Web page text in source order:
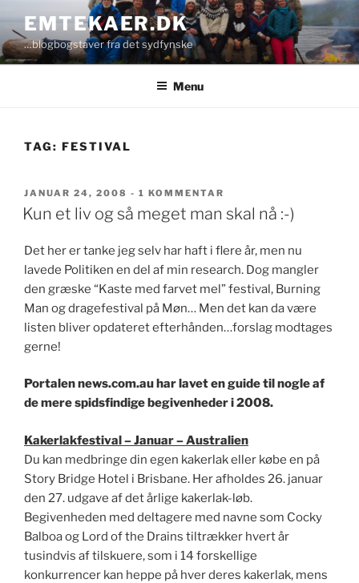
indhold
EMTEKAER.DK
…blogbogstaver fra det sydfynske
Menu
TAG: FESTIVAL
UDGIVET
DEN
JANUAR 24, 2008 - 1 KOMMENTAR
KUN
ET
OG
SÅ
MEGET
MAN
SKAL
NÅ
Kun et liv og så meget man skal nå :-)
Det her er tanke jeg selv har haft i flere år, men nu
lavede Politiken en del af min research. Dog mangler
den græske “Kaste med farvet mel” festival, Burning
Man og dragefestival på Møn… Men det kan da være
listen bliver opdateret efterhånden…forslag modtages
gerne!
Portalen news.com.au har lavet en guide til nogle af
de mere spidsfindige begivenheder i 2008.
Kakerlakfestival – Januar – Australien
Du kan medbringe din egen kakerlak eller købe en på
Story Bridge Hotel i Brisbane. Her afholdes 26. januar
den 27. udgave af det årlige kakerlak-løb.
Begivenheden med deltagere med navne som Cocky
Balboa og Lord of the Drains tiltrækker hvert år
tusindvis af tilskuere, som i 14 forskellige
konkurrencer kan heppe på hver deres kakerlak, mens